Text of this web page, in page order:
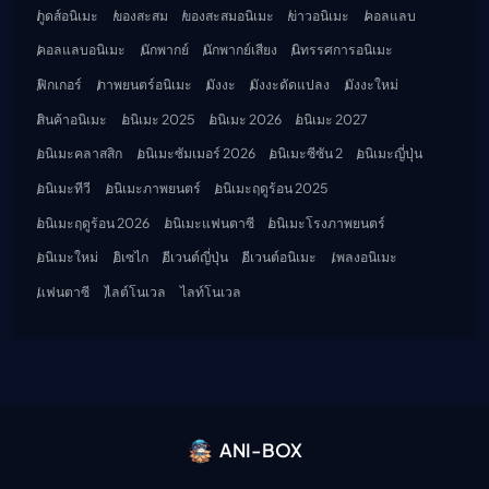
กูดส์อนิเมะ ของสะสม ของสะสมอนิเมะ ข่าวอนิเมะ
คอลแลบ
คอลแลบอนิเมะ
นักพากย์ นักพากย์เสียง
นิทรรศการอนิเมะ
ฟิกเกอร์
ภาพยนตร์อนิเมะ มังงะ มังงะดัดแปลง
มังงะใหม่
สินค้าอนิเมะ
อนิเมะ 2025 อนิเมะ 2026
อนิเมะ 2027
อนิเมะคลาสสิก
อนิเมะซัมเมอร์ 2026 อนิเมะซีซัน 2
อนิเมะญี่ปุ่น
อนิเมะทีวี
อนิเมะภาพยนตร์
อนิเมะฤดูร้อน 2025
อนิเมะฤดูร้อน 2026
อนิเมะแฟนตาซี
อนิเมะโรงภาพยนตร์
อนิเมะใหม่
อิเซไก อีเวนต์ญี่ปุ่น อีเวนต์อนิเมะ
เพลงอนิเมะ
แฟนตาซี
ไลต์โนเวล ไลท์โนเวล
ANI-BOX